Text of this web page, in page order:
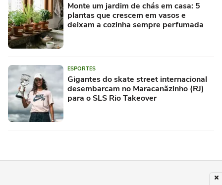
Monte um jardim de chás em casa: 5
plantas que crescem em vasos e
deixam a cozinha sempre perfumada
ESPORTES
Gigantes do skate street internacional
desembarcam no Maracanãzinho (RJ)
para o SLS Rio Takeover